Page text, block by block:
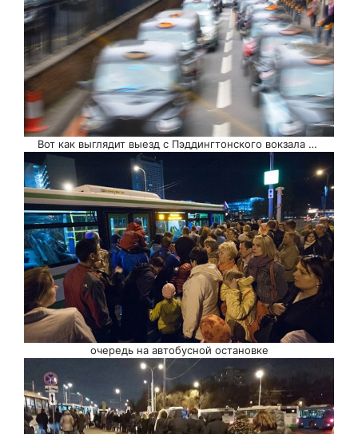
Вот как выглядит выезд с Пэддингтонского вокзала …
очередь на автобусной остановке